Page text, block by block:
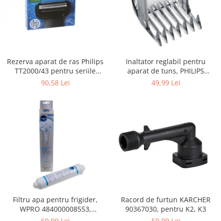
Gaming, Carti & Birotica
Birotica & Papetarie
Accesorii aparate de ras electrice
Accesorii aparate hair styling
Aparate & Accesorii ingrijire
personala
Aparate cosmetice
Articole Sanatate si Wellness
Consumabile sanitare
Cosmetice si produse ingrijire
personala
Igiena dentara
Jucarii, Copii & Bebe
Camera copilului
Hrana bebelusi
Rezerva aparat de ras Philips
TT2000/43 pentru seriile
Bodygroom 3000/5000/7000 si
90,58 Lei
Inaltator reglabil pentru
aparat de tuns, PHILIPS
422203633281, 3-15 mm,
49,99 Lei
Filtru apa pentru frigider,
WPRO 484000008553,
compatibil cu Samsung, AEG,
Racord de furtun KARCHER
90367030, pentru K2, K3